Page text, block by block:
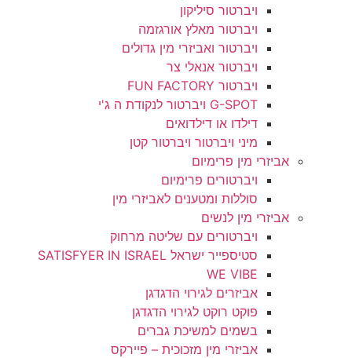
ויברטור סיליקון
ויברטור מאלץ אורגזמה
ויברטור ואביזרי מין גדולים
ויברטור אנאלי צר
ויברטור FUN FACTORY
G-SPOT ויברטור לנקודת ה ג'י
דילדו או דילדואים
מיני ויברטור ויברטור קטן
אביזרי מין פרימיום
ויברטורים פרימיום
סוללות ומטענים לאביזרי מין
אביזרי מין לנשים
ויברטורים עם שליטה מרחוק
סטיספייר ישראל SATISFYER IN ISRAEL
WE VIBE
אביזרים לגירוי הדגדגן
פוקט רוקט לגירוי הדגדגן
בשמים למשיכת גברים
אביזרי מין מזכוכית – פיירקס